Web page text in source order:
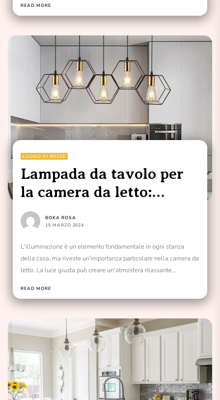
READ MORE
LUOGO DI NOZZE
Lampada da tavolo per
la camera da letto:
illuminazione perfetta
per ogni notte
BOKA ROSA
15 MARZO 2024
L'illuminazione è un elemento fondamentale in ogni stanza
della casa, ma riveste un'importanza particolare nella camera da
letto. La luce giusta può creare un'atmosfera rilassante...
READ MORE